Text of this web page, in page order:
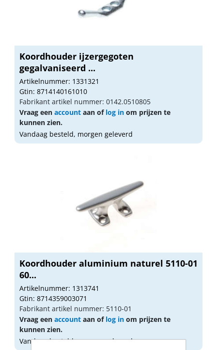
Koordhouder ijzergegoten
gegalvaniseerd ...
Artikelnummer: 1331321
Gtin: 8714140161010
Fabrikant artikel nummer: 0142.0510805
Vraag een account aan of log in om prijzen te
kunnen zien.
Vandaag besteld, morgen geleverd
Koordhouder aluminium naturel 5110-01
60...
Artikelnummer: 1313741
Gtin: 8714359003071
Fabrikant artikel nummer: 5110-01
Vraag een account aan of log in om prijzen te
kunnen zien.
Vandaag besteld, morgen geleverd